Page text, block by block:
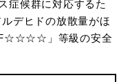
症候群に対応するた
デヒドの放散量がほ
F☆☆☆☆」等級の安全